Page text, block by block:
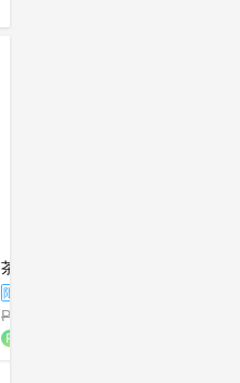
茶 520ml
限時優惠8/31前
P 35